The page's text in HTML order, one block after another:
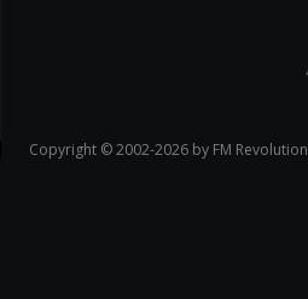
Copyright © 2002-2026 by FM Revolution